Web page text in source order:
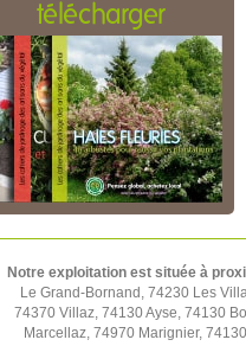
télécharger
Notre exploitation est située à
Le Grand-Bornand, 74230 Les
74370 Villaz, 74130 Ayse, 74130
Marcellaz, 74970 Marignier,